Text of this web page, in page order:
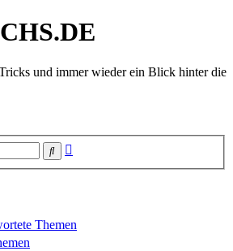
und immer wieder ein Blick hinter die
Suche
Themen